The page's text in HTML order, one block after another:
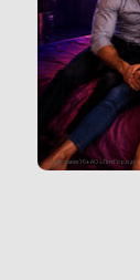
Реклама 16+ АО «ЛитГород»